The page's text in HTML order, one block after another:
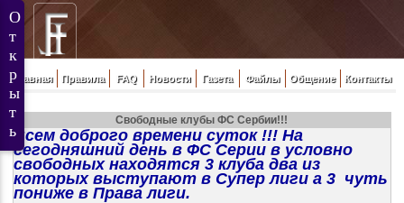
Главная Правила FAQ Новости Газета Файлы Общение Контакты
Свободные клубы ФС Сербии!!!
Всем доброго времени суток !!! На
сегодняшний день в ФС Серии в условно
свободных находятся 3 клуба два из
которых выступают в Супер лиги а 3 чуть
пониже в Права лиги.